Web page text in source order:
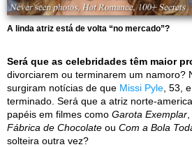
A linda atriz está de volta “no mercado”?
Será que as celebridades têm maior
divorciarem ou terminarem um namoro?
surgiram notícias de que Missi Pyle , 53,
terminado. Será que a atriz norte-
papéis em filmes como Garota Exemplar
Fábrica de Chocolate ou Com a Bola
solteira outra vez?